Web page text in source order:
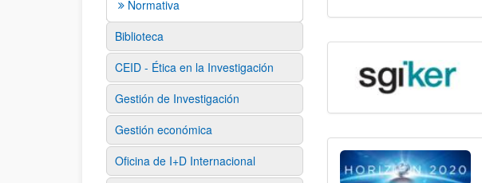
Normativa
Biblioteca
CEID - Ética en la Investigación
Gestión de Investigación
Gestión económica
Oficina de I+D Internacional